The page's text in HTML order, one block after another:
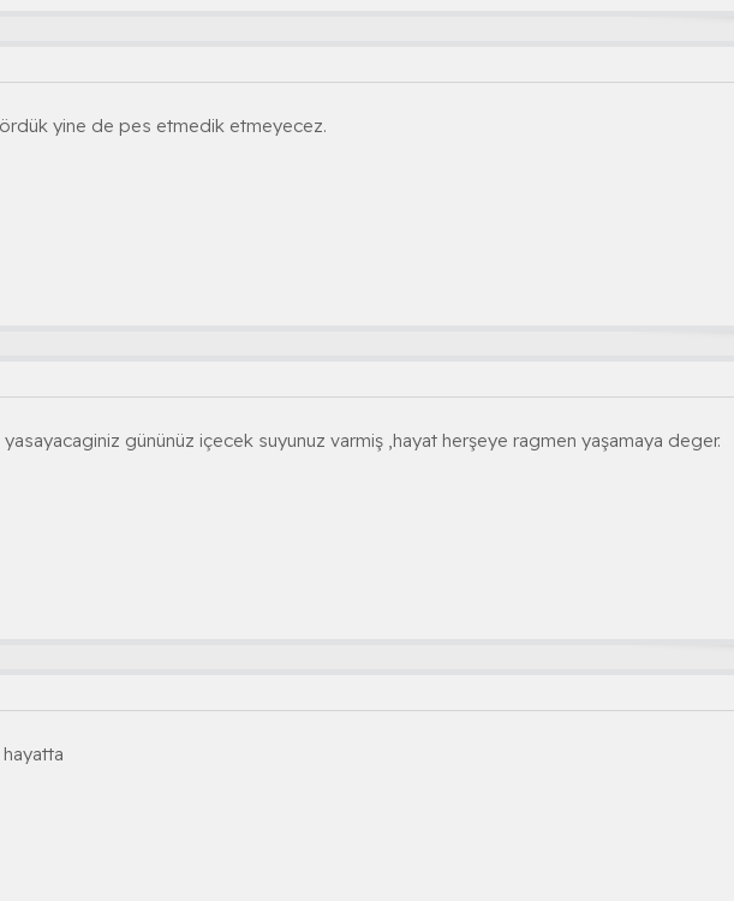
yine de pes etmedik etmeyecez.
gününüz içecek suyunuz varmiş ,hayat herşeye ragmen yaşamaya deger.